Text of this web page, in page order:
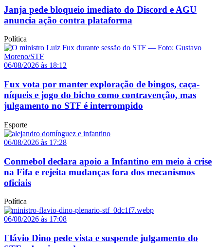
Janja pede bloqueio imediato do Discord e AGU
anuncia ação contra plataforma
Política
06/08/2026 às 18:12
Fux vota por manter exploração de bingos, caça-
níqueis e jogo do bicho como contravenção, mas
julgamento no STF é interrompido
Esporte
06/08/2026 às 17:28
Conmebol declara apoio a Infantino em meio à crise
na Fifa e rejeita mudanças fora dos mecanismos
oficiais
Política
06/08/2026 às 17:08
Flávio Dino pede vista e suspende julgamento do